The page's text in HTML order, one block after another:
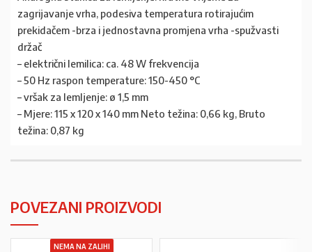
zagrijavanje vrha, podesiva temperatura rotirajućim
prekidačem -brza i jednostavna promjena vrha -spužvasti
držač
– električni lemilica: ca. 48 W frekvencija
– 50 Hz raspon temperature: 150-450 °C
– vršak za lemljenje: ø 1,5 mm
– Mjere: 115 x 120 x 140 mm Neto težina: 0,66 kg, Bruto
težina: 0,87 kg
POVEZANI PROIZVODI
NEMA NA ZALIHI